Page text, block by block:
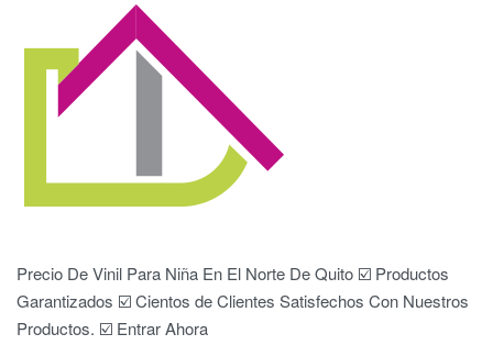
Precio De Vinil Para Niña En El Norte De Quito ☑️ Productos
Garantizados ☑️ Cientos de Clientes Satisfechos Con Nuestros
Productos. ☑️ Entrar Ahora